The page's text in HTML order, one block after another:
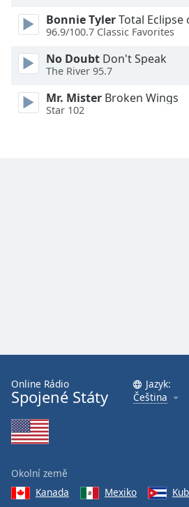
Bonnie TylerTotal
96.9/100.7 Classic Favorites
No Doubt Don't Speak
The River 95.7
Mr. Mister Broken Wings
Star 102
Online Rádio
Spojené Státy
Jazyk:
Čeština
Okolní země
Kanada
Mexiko